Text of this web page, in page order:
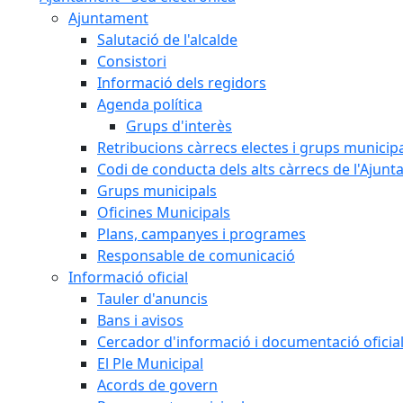
Ajuntament
Salutació de l'alcalde
Consistori
Informació dels regidors
Agenda política
Grups d'interès
Retribucions càrrecs electes i grups
Codi de conducta dels alts càrrecs de
Grups municipals
Oficines Municipals
Plans, campanyes i programes
Responsable de comunicació
Informació oficial
Tauler d'anuncis
Bans i avisos
Cercador d'informació i documentació
El Ple Municipal
Acords de govern